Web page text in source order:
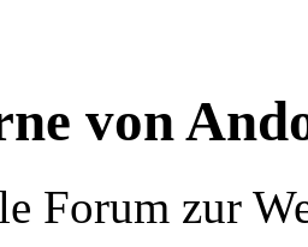
von
Forum zur